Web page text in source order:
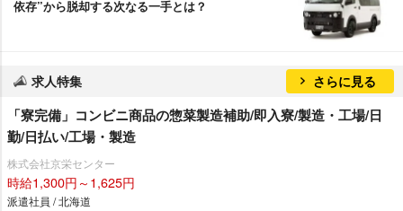
依存”から脱却する次なる一手とは？
求人特集 さらに見る
「寮完備」コンビニ商品の惣菜製造補助/即入寮/製造・工場/日
勤/日払い/工場・製造
株式会社京栄センター
時給1,300円～1,625円
派遣社員 / 北海道